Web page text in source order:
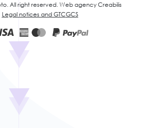
All right reserved. Web agency Creabilis
Legal notices and GTCGCS